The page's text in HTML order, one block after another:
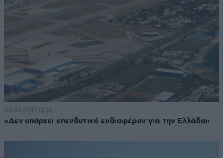
05·07·2011 12:36
«Δεν υπάρχει επενδυτικό ενδιαφέρον για την Ελλάδα»